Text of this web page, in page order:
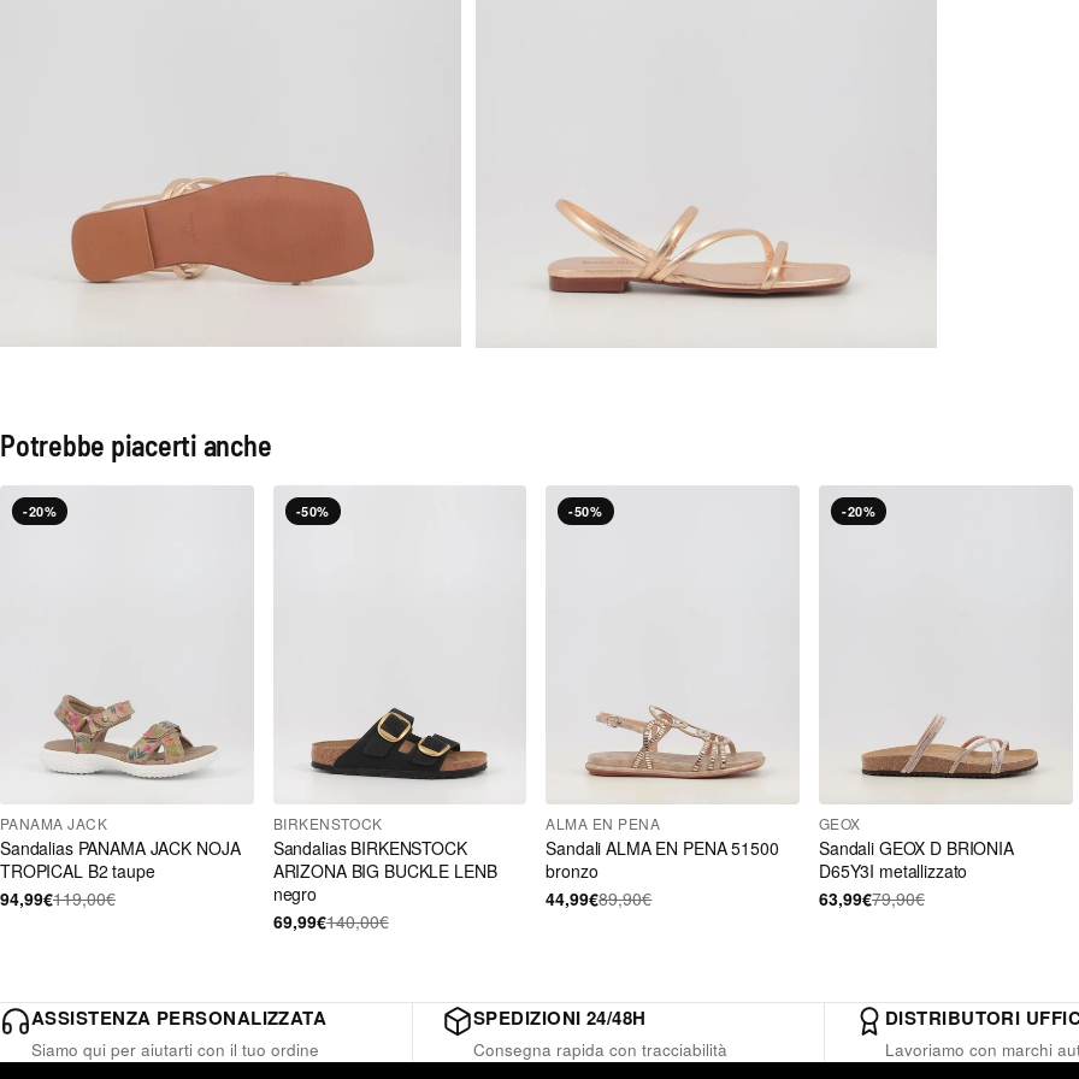
Potrebbe piacerti anche
-20%
PANAMA JACK
Sandalias PANAMA JACK NOJA
TROPICAL B2 taupe
94,99€119,00€
-50%
BIRKENSTOCK
Sandalias BIRKENSTOCK
ARIZONA BIG BUCKLE LENB
negro
69,99€140,00€
-50%
ALMA EN PENA
Sandali ALMA EN PENA 51500
bronzo
44,99€89,90€
-20%
GEOX
Sandali GEOX D BRIONIA
D65Y3I metallizzato
63,99€79,90€
ASSISTENZA PERSONALIZZATA
Siamo qui per aiutarti con il tuo ordine
SPEDIZIONI 24/48H
Consegna rapida con tracciabilità
DISTRIBUTORI
Lavoriamo con marchi